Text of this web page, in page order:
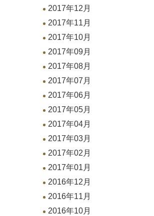
2017年12月
2017年11月
2017年10月
2017年09月
2017年08月
2017年07月
2017年06月
2017年05月
2017年04月
2017年03月
2017年02月
2017年01月
2016年12月
2016年11月
2016年10月